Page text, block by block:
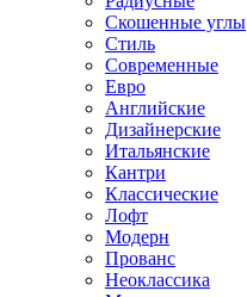
Скошенные углы
Стиль
Современные
Евро
Английские
Дизайнерские
Итальянские
Кантри
Классические
Лофт
Модерн
Прованс
Неоклассика